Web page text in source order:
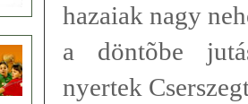
hazaiak nagy
a döntõbe
nyertek